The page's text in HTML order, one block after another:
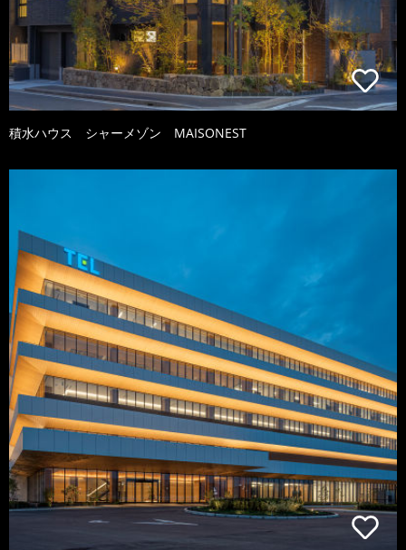
積水ハウス シャーメゾン MAISONEST